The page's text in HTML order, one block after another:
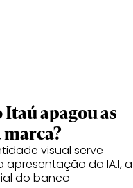
Itaú apagou as
marca?
visual serve
da IA.I, a
do banco